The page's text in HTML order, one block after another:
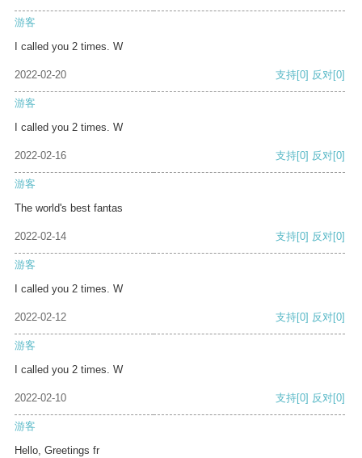
游客
I called you 2 times. W
2022-02-20 支持[0] 反对[0]
游客
I called you 2 times. W
2022-02-16 支持[0] 反对[0]
游客
The world's best fantas
2022-02-14 支持[0] 反对[0]
游客
I called you 2 times. W
2022-02-12 支持[0] 反对[0]
游客
I called you 2 times. W
2022-02-10 支持[0] 反对[0]
游客
Hello, Greetings fr